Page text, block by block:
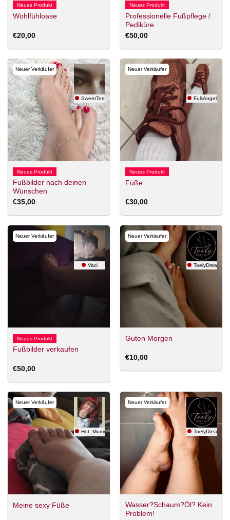
Neues Produkt
Wohlfühloase
€20,00
Neues Produkt
Professionelle Fußpflege /
Pediküre
€50,00
Neuer Verkäufer
SweetTemptation
Neues Produkt
Fußbilder nach deinen
Wünschen
€35,00
Neuer Verkäufer
FußAngel
Neues Produkt
Füße
€30,00
Neuer Verkäufer
Vaci
Neues Produkt
Fußbilder verkaufen
€50,00
Neuer Verkäufer
ToelyDreams
Guten Morgen
€10,00
Neuer Verkäufer
Hot_Mummy_93
Meine sexy Füße
Neuer Verkäufer
ToelyDreams
Wasser?Schaum?Öl? Kein
Problem!